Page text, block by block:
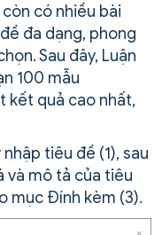
có nhiều bài
đa dạng, phong
Sau đây, Luận
100 mẫu
kết quả cao nhất,
tiêu đề (1), sau
và mô tả của tiêu
mục Đính kèm (3).